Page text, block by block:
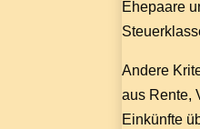
Ehepaare
Andere
aus Rente,
Einkünfte